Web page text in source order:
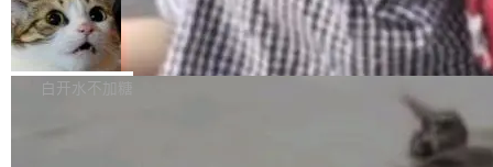
果员工带走机密信...
体验WorkBuddy鸿蒙PC版前，请将 HUAWEI M
atePad Edge 升级至 HarmonyOS 6.1.0.135S
P9 patch03及以上版本。 *升级路径：设置 > 搜
处：FFmpeg 9.0 的代号是“Lei”。 这个名字，
来自中国开发者雷霄骅（Lei Xiaohua）。 对于
很多中国音视频开发者而言，这个名字并不陌
亚马逊成本失控：AI 写代码烧掉 1215
万元，超预算 860%
外媒近日曝光了亚马逊的多份内部报告显示，AI
导致公司在多个项目上超支。《金融时报》报道
白开水不加糖